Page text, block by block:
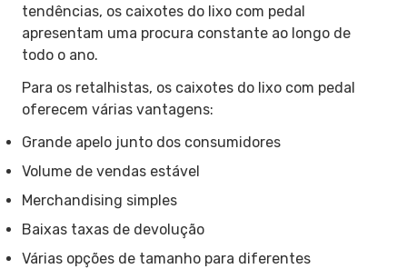
tendências, os caixotes do lixo com pedal
apresentam uma procura constante ao longo de
todo o ano.
Para os retalhistas, os caixotes do lixo com pedal
oferecem várias vantagens:
Grande apelo junto dos consumidores
Volume de vendas estável
Merchandising simples
Baixas taxas de devolução
Várias opções de tamanho para diferentes